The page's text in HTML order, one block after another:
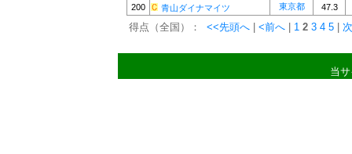
200 青山ダイナマイツ 東京都 47.3
得点（全国）： <<先頭へ <前へ 1 2 3 4 5
当